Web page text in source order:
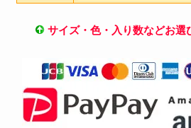
サイズ・色・入り数などお選